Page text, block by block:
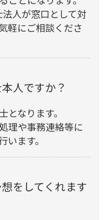
人が窓口として対
軽にご相談くださ
人ですか？
となります。
理や事務連絡等に
ます。
をしてくれます